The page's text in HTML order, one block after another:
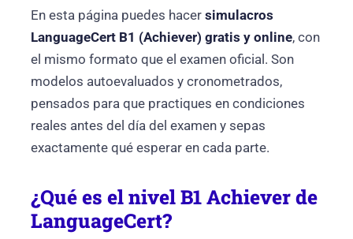
En esta página puedes hacer simulacros
LanguageCert B1 (Achiever) gratis y online, con
el mismo formato que el examen oficial. Son
modelos autoevaluados y cronometrados,
pensados para que practiques en condiciones
reales antes del día del examen y sepas
exactamente qué esperar en cada parte.
¿Qué es el nivel B1 Achiever de
LanguageCert?